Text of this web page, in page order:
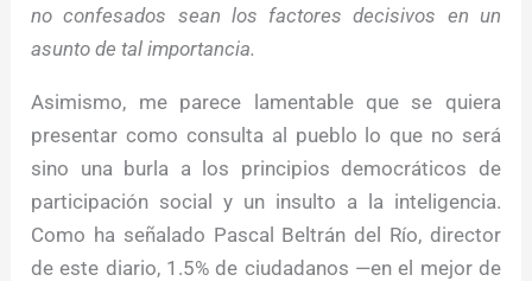
no confesados sean los factores decisivos en un
asunto de tal importancia.
Asimismo, me parece lamentable que se quiera
presentar como consulta al pueblo lo que no será
sino una burla a los principios democráticos de
participación social y un insulto a la inteligencia.
Como ha señalado Pascal Beltrán del Río, director
de este diario, 1.5% de ciudadanos —en el mejor de